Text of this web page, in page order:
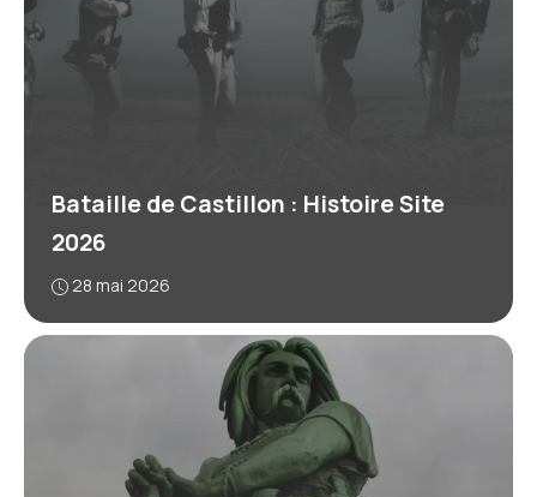
Bataille de Castillon : Histoire Site
2026
28 mai 2026